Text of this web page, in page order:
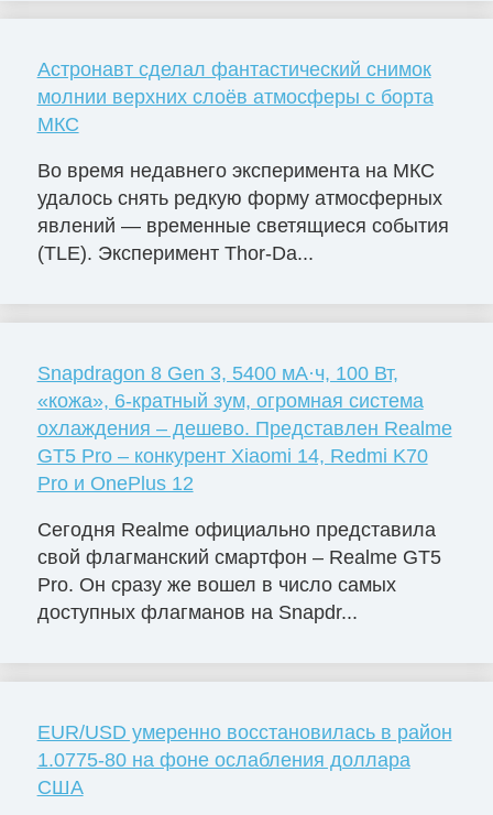
Астронавт сделал фантастический снимок
молнии верхних слоёв атмосферы с борта
МКС
Во время недавнего эксперимента на МКС
удалось снять редкую форму атмосферных
явлений — временные светящиеся события
(TLE). Эксперимент Thor-Da...
Snapdragon 8 Gen 3, 5400 мА·ч, 100 Вт,
«кожа», 6-кратный зум, огромная система
охлаждения – дешево. Представлен Realme
GT5 Pro – конкурент Xiaomi 14, Redmi K70
Pro и OnePlus 12
Сегодня Realme официально представила
свой флагманский смартфон – Realme GT5
Pro. Он сразу же вошел в число самых
доступных флагманов на Snapdr...
EUR/USD умеренно восстановилась в район
1.0775-80 на фоне ослабления доллара
США